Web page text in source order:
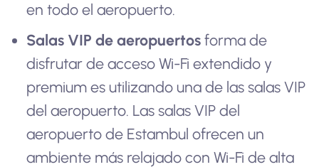
en todo el aeropuerto.
Salas VIP de aeropuertos forma de
disfrutar de acceso Wi-Fi extendido y
premium es utilizando una de las salas VIP
del aeropuerto. Las salas VIP del
aeropuerto de Estambul ofrecen un
ambiente más relajado con Wi-Fi de alta